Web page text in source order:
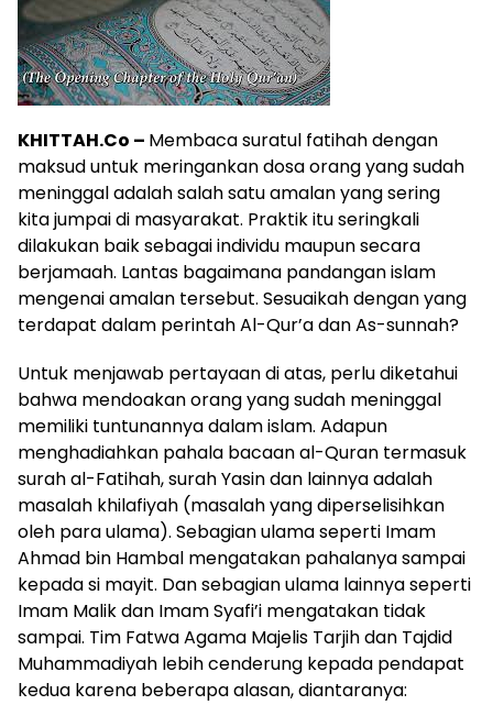
KHITTAH.Co – Membaca suratul fatihah dengan
maksud untuk meringankan dosa orang yang sudah
meninggal adalah salah satu amalan yang sering
kita jumpai di masyarakat. Praktik itu seringkali
dilakukan baik sebagai individu maupun secara
berjamaah. Lantas bagaimana pandangan islam
mengenai amalan tersebut. Sesuaikah dengan yang
terdapat dalam perintah Al-Qur’a dan As-sunnah?
Untuk menjawab pertayaan di atas, perlu diketahui
bahwa mendoakan orang yang sudah meninggal
memiliki tuntunannya dalam islam. Adapun
menghadiahkan pahala bacaan al-Quran termasuk
surah al-Fatihah, surah Yasin dan lainnya adalah
masalah khilafiyah (masalah yang diperselisihkan
oleh para ulama). Sebagian ulama seperti Imam
Ahmad bin Hambal mengatakan pahalanya sampai
kepada si mayit. Dan sebagian ulama lainnya seperti
Imam Malik dan Imam Syafi’i mengatakan tidak
sampai. Tim Fatwa Agama Majelis Tarjih dan Tajdid
Muhammadiyah lebih cenderung kepada pendapat
kedua karena beberapa alasan, diantaranya: